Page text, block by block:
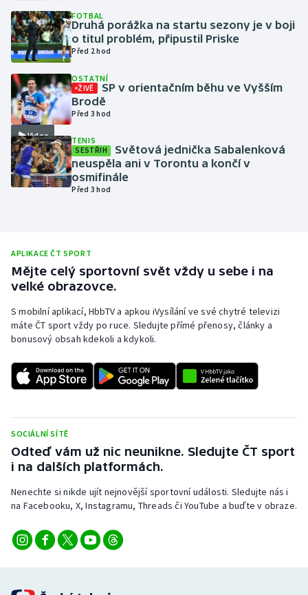
Lyže a snowboard
Moderní pětiboj
Motorsport
Olympijské hry
Parasport
Plavání
Ragby
Rychlobruslení
Rychlostní kanoistika
Sportovní střelba
Stolní tenis
Triatlon
Veslování
Volejbal
Ostatní
FOTBAL
Druhá porážka na startu sezony je v boji
o titul problém, připustil Priske
Před 2 hod
Video
OSTATNÍ
ŽIVĚ
SP v orientačním běhu ve Vyšším
Brodě
Před 3 hod
TENIS
SESTŘIH
Světová jednička Sabalenková
neuspěla ani v Torontu a končí v
osmifinále
Před 3 hod
APLIKACE ČT SPORT
Mějte celý sportovní svět vždy u sebe i na
velké obrazovce.
S mobilní aplikací, HbbTV a apkou iVysílání ve své chytré televizi
máte ČT sport vždy po ruce. Sledujte přímé přenosy, články a
bonusový obsah kdekoli a kdykoli.
SOCIÁLNÍ SÍTĚ
Odteď vám už nic neunikne. Sledujte ČT sport
i na dalších platformách.
Nenechte si nikde ujít nejnovější sportovní události. Sledujte nás i
na Facebooku, X, Instagramu, Threads či YouTube a buďte v obraze.